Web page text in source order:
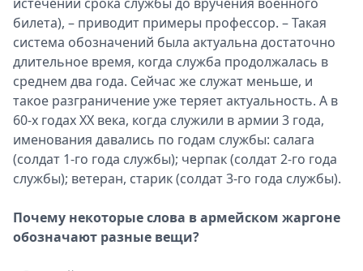
билета), – приводит примеры профессор. – Такая
система обозначений была актуальна достаточно
длительное время, когда служба продолжалась в
среднем два года. Сейчас же служат меньше, и
такое разграничение уже теряет актуальность. А в
60-х годах ХХ века, когда служили в армии 3 года,
именования давались по годам службы: салага
(солдат 1-го года службы); черпак (солдат 2-го года
службы); ветеран, старик (солдат 3-го года службы).
Почему некоторые слова в армейском жаргоне
обозначают разные вещи?